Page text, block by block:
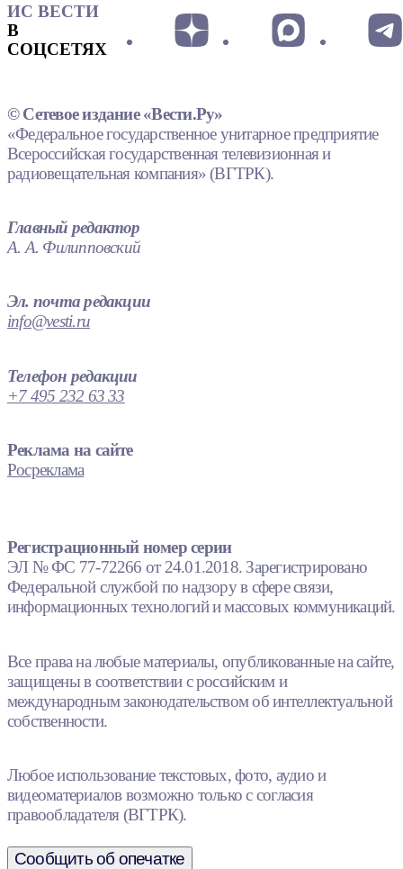
ИС ВЕСТИ
В
СОЦСЕТЯХ
© Сетевое издание «Вести.Ру»
«Федеральное государственное унитарное предприятие
Всероссийская государственная телевизионная и
радиовещательная компания» (ВГТРК).
Главный редактор
А. А. Филипповский
Эл. почта редакции
info@vesti.ru
Телефон редакции
+7 495 232 63 33
Реклама на сайте
Росреклама
Регистрационный номер серии
ЭЛ № ФС 77-72266 от 24.01.2018. Зарегистрировано
Федеральной службой по надзору в сфере связи,
информационных технологий и массовых коммуникаций.
Все права на любые материалы, опубликованные на сайте,
защищены в соответствии с российским и
международным законодательством об интеллектуальной
собственности.
Любое использование текстовых, фото, аудио и
видеоматериалов возможно только с согласия
правообладателя (ВГТРК).
Сообщить об опечатке